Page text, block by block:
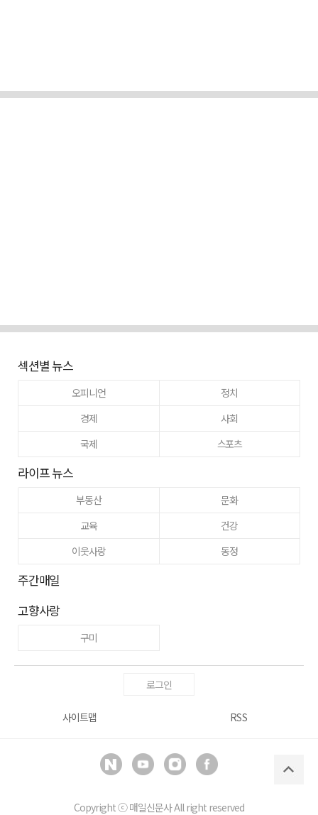
섹션별 뉴스
오피니언
정치
경제
사회
국제
스포츠
라이프 뉴스
부동산
문화
교육
건강
이웃사랑
동정
주간매일
고향사랑
구미
로그인
사이트맵 RSS
Copyright ⓒ매일신문사All right reserved